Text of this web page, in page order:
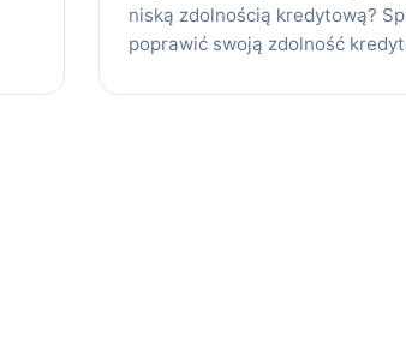
niską zdolnością kredytową?
poprawić swoją zdolność